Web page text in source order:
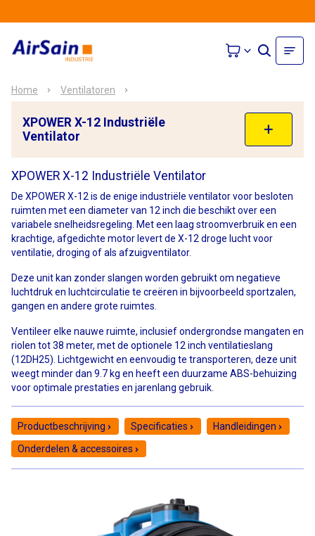
Home Ventilatoren
XPOWER X-12 Industriële
Ventilator
XPOWER X-12 Industriële Ventilator
De XPOWER X-12 is de enige industriële ventilator voor besloten
ruimten met een diameter van 12 inch die beschikt over een
variabele snelheidsregeling. Met een laag stroomverbruik en een
krachtige, afgedichte motor levert de X-12 droge lucht voor
ventilatie, droging of als afzuigventilator.
Deze unit kan zonder slangen worden gebruikt om negatieve
luchtdruk en luchtcirculatie te creëren in bijvoorbeeld sportzalen,
gangen en andere grote ruimtes.
Ventileer elke nauwe ruimte, inclusief ondergrondse mangaten en
riolen tot 38 meter, met de optionele 12 inch ventilatieslang
(12DH25). Lichtgewicht en eenvoudig te transporteren, deze unit
weegt minder dan 9.7 kg en heeft een duurzame ABS-behuizing
voor optimale prestaties en jarenlang gebruik.
Productbeschrijving Specificaties
Handleidingen
Onderdelen & accessoires